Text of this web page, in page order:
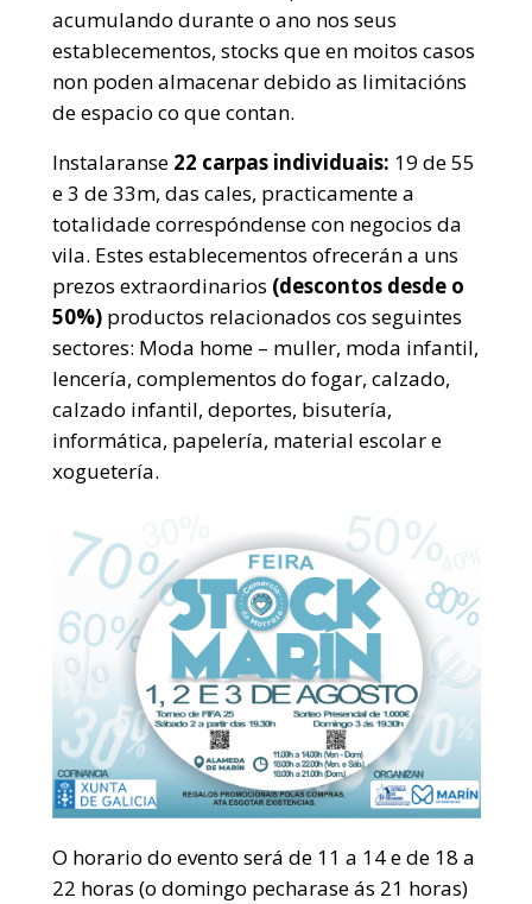
acumulando durante o ano nos seus
establecementos, stocks que en moitos casos
non poden almacenar debido as limitacións
de espacio co que contan.
Instalaranse 22 carpas individuais: 19 de 55
e 3 de 33m, das cales, practicamente a
totalidade correspóndense con negocios da
vila. Estes establecementos ofrecerán a uns
prezos extraordinarios (descontos desde o
50%) productos relacionados cos seguintes
sectores: Moda home – muller, moda infantil,
lencería, complementos do fogar, calzado,
calzado infantil, deportes, bisutería,
informática, papelería, material escolar e
xoguetería.
O horario do evento será de 11 a 14 e de 18 a
22 horas (o domingo pecharase ás 21 horas)